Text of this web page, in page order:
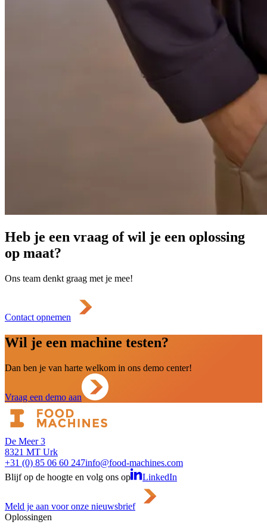
Heb je een vraag of wil je een oplossing
op maat?
Ons team denkt graag met je mee!
Contact opnemen
Wil je een machine testen?
Dan ben je van harte welkom in ons demo center!
Vraag een demo aan
De Meer 3
8321 MT Urk
+31 (0) 85 06 60 247info@food-machines.com
Blijf op de hoogte en volg ons op
LinkedIn
Meld je aan voor onze nieuwsbrief
Oplossingen